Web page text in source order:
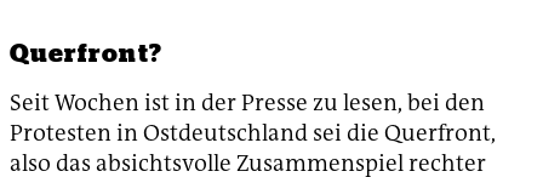
Querfront?
Seit Wochen ist in der Presse zu lesen, bei den
Protesten in Ostdeutschland sei die Querfront,
also das absichtsvolle Zusammenspiel rechter